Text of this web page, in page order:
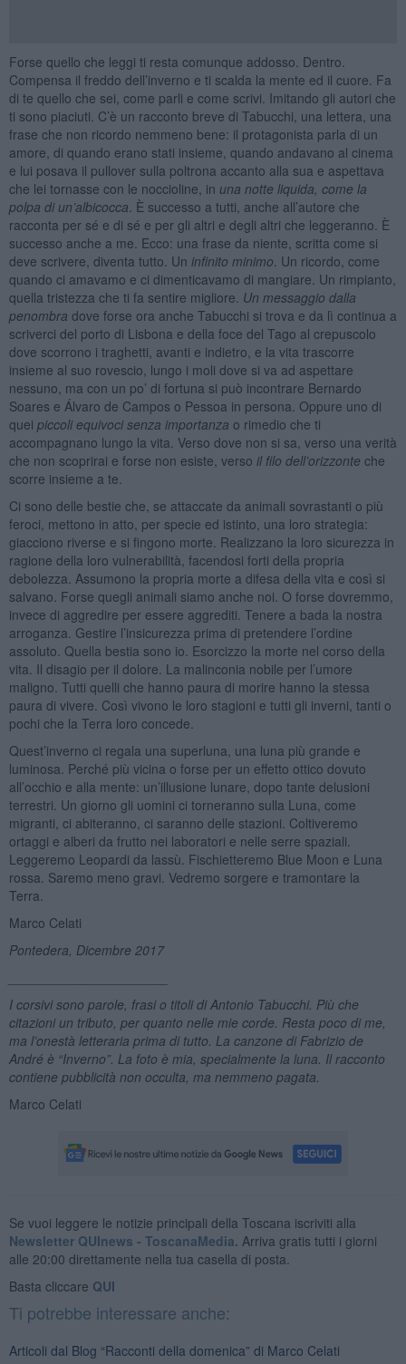
Forse quello che leggi ti resta comunque addosso. Dentro.
Compensa il freddo dell’inverno e ti scalda la mente ed il cuore. Fa
di te quello che sei, come parli e come scrivi. Imitando gli autori che
ti sono piaciuti. C’è un racconto breve di Tabucchi, una lettera, una
frase che non ricordo nemmeno bene: il protagonista parla di un
amore, di quando erano stati insieme, quando andavano al cinema
e lui posava il pullover sulla poltrona accanto alla sua e aspettava
che lei tornasse con le noccioline, in una notte liquida, come la
polpa di un’albicocca . È successo a tutti, anche all’autore che
racconta per sé e di sé e per gli altri e degli altri che leggeranno. È
successo anche a me. Ecco: una frase da niente, scritta come si
deve scrivere, diventa tutto. Un infinito minimo . Un ricordo, come
quando ci amavamo e ci dimenticavamo di mangiare. Un rimpianto,
quella tristezza che ti fa sentire migliore. Un messaggio dalla
penombra dove forse ora anche Tabucchi si trova e da lì continua a
scriverci del porto di Lisbona e della foce del Tago al crepuscolo
dove scorrono i traghetti, avanti e indietro, e la vita trascorre
insieme al suo rovescio, lungo i moli dove si va ad aspettare
nessuno, ma con un po’ di fortuna si può incontrare Bernardo
Soares e Álvaro de Campos o Pessoa in persona. Oppure uno di
quei piccoliequivoci senza importanza o rimedio che ti
accompagnano lungo la vita. Verso dove non si sa, verso una verità
che non scoprirai e forse non esiste, verso il filo dell’orizzonte che
scorre insieme a te.
Ci sono delle bestie che, se attaccate da animali sovrastanti o più
feroci, mettono in atto, per specie ed istinto, una loro strategia:
giacciono riverse e si fingono morte. Realizzano la loro sicurezza in
ragione della loro vulnerabilità, facendosi forti della propria
debolezza. Assumono la propria morte a difesa della vita e così si
salvano. Forse quegli animali siamo anche noi. O forse dovremmo,
invece di aggredire per essere aggrediti. Tenere a bada la nostra
arroganza. Gestire l’insicurezza prima di pretendere l’ordine
assoluto. Quella bestia sono io. Esorcizzo la morte nel corso della
vita. Il disagio per il dolore. La malinconia nobile per l’umore
maligno. Tutti quelli che hanno paura di morire hanno la stessa
paura di vivere. Così vivono le loro stagioni e tutti gli inverni, tanti o
pochi che la Terra loro concede.
Quest’inverno ci regala una superluna, una luna più grande e
luminosa. Perché più vicina o forse per un effetto ottico dovuto
all’occhio e alla mente: un’illusione lunare, dopo tante delusioni
terrestri. Un giorno gli uomini ci torneranno sulla Luna, come
migranti, ci abiteranno, ci saranno delle stazioni. Coltiveremo
ortaggi e alberi da frutto nei laboratori e nelle serre spaziali.
Leggeremo Leopardi da lassù. Fischietteremo Blue Moon e Luna
rossa. Saremo meno gravi. Vedremo sorgere e tramontare la
Terra.
Marco Celati
Pontedera, Dicembre 2017
I corsivi sono parole, frasi o titoli di Antonio Tabucchi. Più che
citazioni un tributo, per quanto nelle mie corde. Resta poco di me,
ma l’onestà letteraria prima di tutto. La canzone di Fabrizio de
André è “Inverno”. La foto è mia, specialmente la luna. Il racconto
contiene pubblicità non occulta, ma nemmeno pagata.
Marco Celati
Se vuoi leggere le notizie principali della Toscana iscriviti alla
Newsletter QUInews - ToscanaMedia. Arriva gratis tutti i giorni
alle 20:00 direttamente nella tua casella di posta.
Basta cliccare QUI
Ti potrebbe interessare anche:
Articoli dal Blog “Racconti della domenica” di Marco Celati